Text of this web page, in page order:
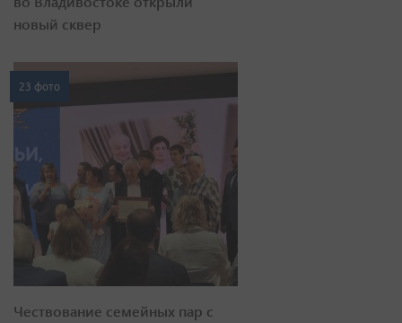
новый сквер
23 фото
Чествование семейных пар с